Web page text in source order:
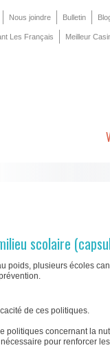
Nous joindre Bulletin
Les Français Meilleur
scolaire
poids, plusieurs écoles
de ces politiques.
politiques concernant la
pour renforcer